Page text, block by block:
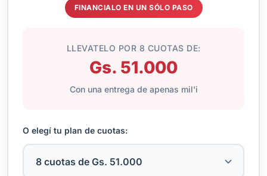
FINANCIALO EN UN SÓLO PASO
LLEVATELO POR 8 CUOTAS DE:
Gs. 51.000
Con una entrega de apenas mil'i
O elegí tu plan de cuotas: